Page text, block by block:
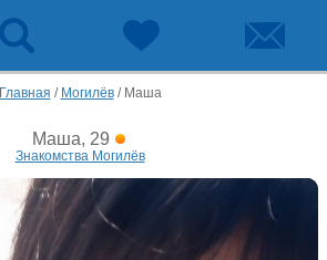
Главная / Могилёв/ Маша
Маша, 29
Знакомства Могилёв